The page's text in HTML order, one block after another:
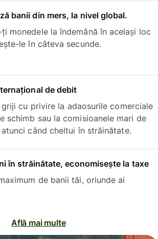
banii din mers, la nivel global.
monedele la îndemână în același loc
le în câteva secunde.
de debit
cu privire la adaosurile comerciale
schimb sau la comisioanele mari de
când cheltui în străinătate.
în străinătate, economisește la taxe
de banii tăi, oriunde ai
Află mai multe